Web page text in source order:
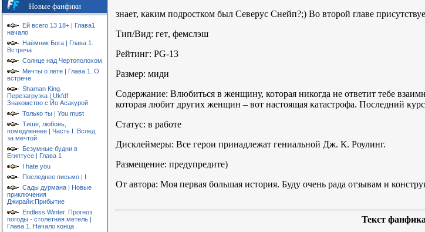
Новые фанфики
Ей всего 13 18+ | Глава1
начало
Наёмник Бога | Глава 1.
Встреча
Солнце над Чертополохом
Мечты о лете | Глава 1. О
встрече
Shaman King.
Перезагрузка | Ukfdf
Знакомство с Йо Асакурой
Только ты | You must
Тише, любовь,
помедленнее | Часть I. Вслед
за мечтой
Безумные будни в
Египтусе | Глава 1
I hate you
Последнее письмо | I
Сады дурмана | Новые
приключения
Джирайи:Прибытие
Endless Winter. Прогноз
погоды - столетняя метель |
Глава 1. Начало конца
знает, каким подростком был Северус Снейп?;) Во второй главе
Тип/Вид: гет, фемслэш
Рейтинг: PG-13
Размер: миди
Содержание: Влюбиться в женщину, которая никогда не ответит тебе
которая любит других женщин – вот настоящая катастрофа. Последний
Статус: в работе
Дисклеймеры: Все герои принадлежат гениальной Дж. К. Роулинг.
Размещение: предупредите)
От автора: Моя первая большая история. Буду очень рада отзывам и
Текст